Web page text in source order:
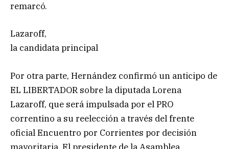
remarcó.
Lazaroff,
la candidata principal
Por otra parte, Hernández confirmó un anticipo de
EL LIBERTADOR sobre la diputada Lorena
Lazaroff, que será impulsada por el PRO
correntino a su reelección a través del frente
oficial Encuentro por Corrientes por decisión
mayoritaria. El presidente de la Asamblea